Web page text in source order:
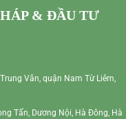
& ĐẦU TƯ
Văn, quận Nam Từ Liêm,
Tấn, Dương Nội, Hà Đông, Hà